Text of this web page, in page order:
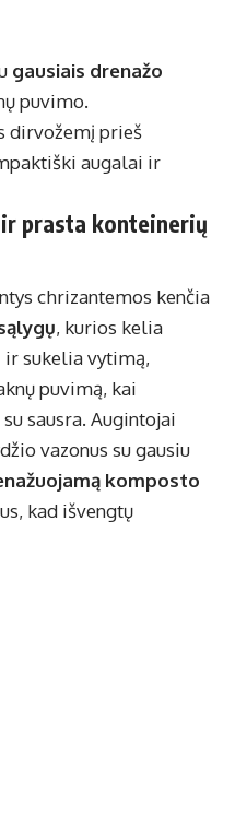
gausiais drenažo
puvimo.
dirvožemį prieš
augalai ir
prasta konteinerių
chrizantemos kenčia
, kurios kelia
ir sukelia vytimą,
puvimą, kai
sausra. Augintojai
vazonus su gausiu
komposto
kad išvengtų